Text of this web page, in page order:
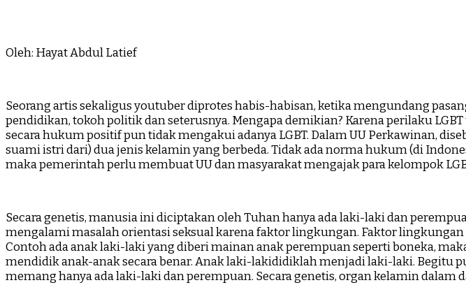
Oleh: Hayat Abdul Latief
Seorang artis sekaligus youtuber diprotes habis-habisan, ketika mengundang
pendidikan, tokoh politik dan seterusnya. Mengapa demikian? Karena perilaku
secara hukum positif pun tidak mengakui adanya LGBT. Dalam UU Perkawinan,
suami istri dari) dua jenis kelamin yang berbeda. Tidak ada norma hukum (di
maka pemerintah perlu membuat UU dan masyarakat mengajak para kelompok
Secara genetis, manusia ini diciptakan oleh Tuhan hanya ada laki-laki dan
mengalami masalah orientasi seksual karena faktor lingkungan. Faktor
Contoh ada anak laki-laki yang diberi mainan anak perempuan seperti boneka,
mendidik anak-anak secara benar. Anak laki-lakididiklah menjadi laki-laki. Begitu
memang hanya ada laki-laki dan perempuan. Secara genetis, organ kelamin